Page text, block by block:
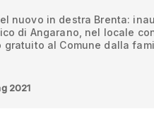
nuovo in destra Brenta:
di Angarano, nel locale
gratuito al Comune dalla
2021